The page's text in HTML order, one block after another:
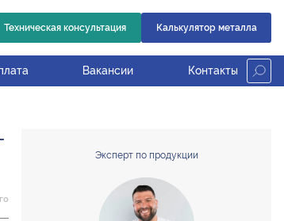
Техническая консультация Калькулятор металла
Вакансии Контакты
Эксперт по продукции